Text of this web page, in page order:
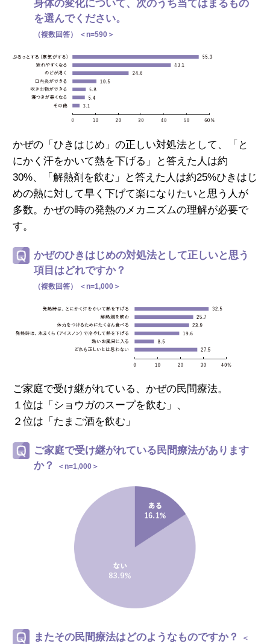
身体の変化について、次のうち当てはまるもの
を選んでください。
（複数回答） ＜n=590＞
かぜの「ひきはじめ」の正しい対処法として、
「と
にかく汗をかいて熱を下げる」と答えた人は約
30%、
「解熱剤を飲む」と答えた人は約25%ひきはじ
めの熱に対して早く下げて楽になりたい と思う人が
多数。かぜの時の発熱のメカニズムの理解が必要で
す。
かぜのひきはじめの対処法として正しいと思う
項目はどれですか？
（複数回答） ＜n=1,000＞
ご家庭で受け継がれている、かぜの民間療法。
１位は「ショウガのスープを飲む」、
２位は「たまご酒を飲む」
ご家庭で受け継がれている民間療法があります
か？
＜n=1,000＞
またその民間療法はどのようなものですか？
＜